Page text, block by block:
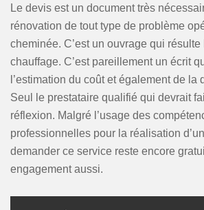
Le devis est un document très
rénovation de tout type de problème
cheminée. C’est un ouvrage qui résulte
chauffage. C’est pareillement un écrit
l’estimation du coût et également de la
Seul le prestataire qualifié qui devrait
réflexion. Malgré l’usage des
professionnelles pour la réalisation
demander ce service reste encore
engagement aussi.